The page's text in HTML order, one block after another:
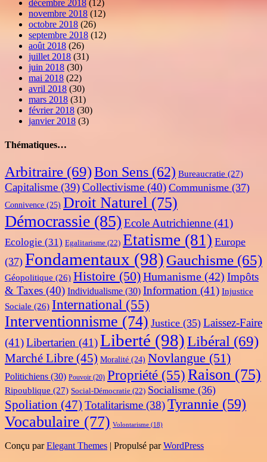
décembre 2018 (12)
novembre 2018 (12)
octobre 2018 (26)
septembre 2018 (12)
août 2018 (26)
juillet 2018 (31)
juin 2018 (30)
mai 2018 (22)
avril 2018 (30)
mars 2018 (31)
février 2018 (30)
janvier 2018 (3)
Thématiques…
Arbitraire (69)Bon Sens (62) Bureaucratie (27)
Capitalisme (39)Collectivisme (40) Communisme (37)
Connivence (25) Droit Naturel (75)
Démocrassie (85) Ecole Autrichienne (41)
Ecologie (31) Egalitarisme (22) Etatisme (81) Europe
(37) Fondamentaux (98) Gauchisme (65)
Géopolitique (26) Histoire (50)Humanisme (42) Impôts
& Taxes (40) Individualisme (30) Information (41) Injustice
Sociale (26) International (55)
Interventionnisme (74) Justice (35) Laissez-Faire
(41)Libertarien (41)Liberté (98)Libéral (69)
Marché Libre (45) Moralité (24) Novlangue (51)
Politichiens (30) Pouvoir (20) Propriété (55) Raison (75)
Ripoublique (27) Social-Démocratie (22) Socialisme (36)
Spoliation (47) Totalitarisme (38)Tyrannie (59)
Vocabulaire (77) Volontarisme (18)
Conçu parElegant Themes | Propulsé parWordPress